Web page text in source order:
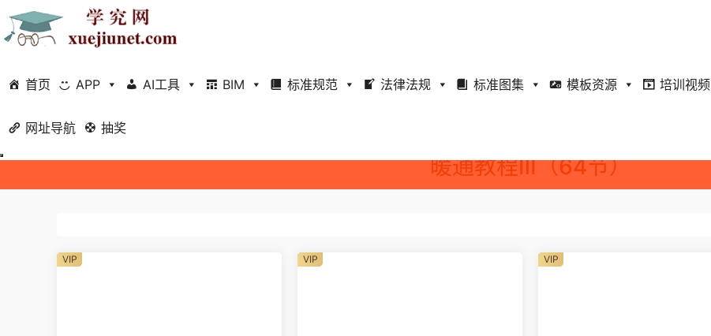
首页 APP AI工具 BIM 标准规范 法律法规 标准图集 模板资源 培训视频
网址导航 抽奖
暖通教程Ⅲ（64节）
VIP VIP VIP